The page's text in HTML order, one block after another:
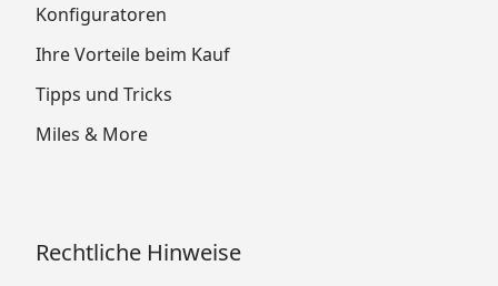
Konfiguratoren
Ihre Vorteile beim Kauf
Tipps und Tricks
Miles & More
Rechtliche Hinweise